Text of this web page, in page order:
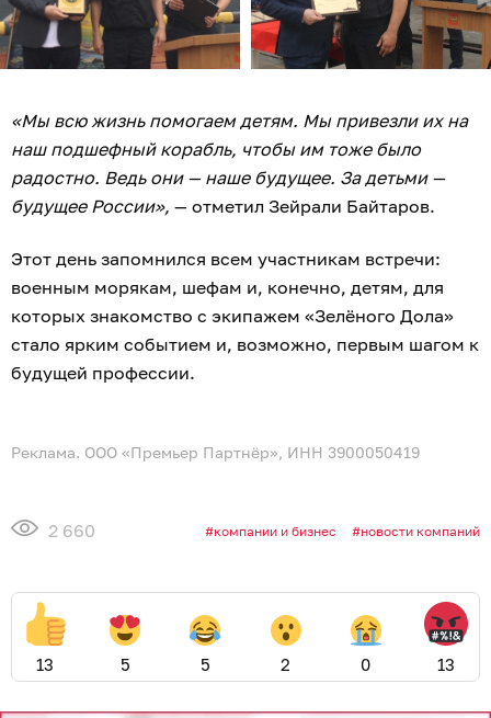
«Мы всю жизнь помогаем детям. Мы привезли их на
наш подшефный корабль, чтобы им тоже было
радостно. Ведь они — наше будущее. За детьми —
будущее России», — отметил Зейрали Байтаров.
Этот день запомнился всем участникам встречи:
военным морякам, шефам и, конечно, детям, для
которых знакомство с экипажем «Зелёного Дола»
стало ярким событием и, возможно, первым шагом к
будущей профессии.
Реклама. ООО «Премьер Партнёр», ИНН 3900050419
2 660 компании и бизнес новости компаний
13 5 5 2 0 13